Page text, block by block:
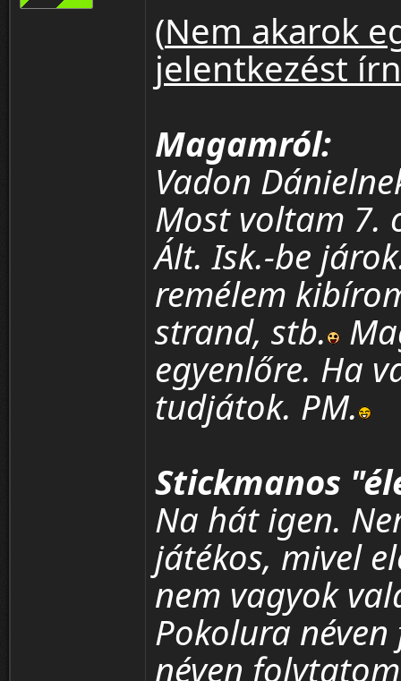
(Nem akarok
jelentkezést
Magamról:
Vadon
Most voltam 7.
Ált. Isk.-be
remélem
strand, stb.
egyenlőre. Ha
tudjátok. PM.
Stickmanos
Na hát igen.
játékos, mivel
nem vagyok
Pokolura
néven